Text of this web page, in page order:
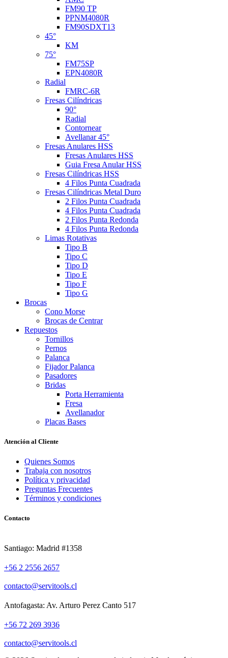
FM90 TP
PPNM4080R
FM90SDXT13
45°
KM
75°
FM75SP
EPN4080R
Radial
FMRC-6R
Fresas Cilíndricas
90°
Radial
Contornear
Avellanar 45°
Fresas Anulares HSS
Fresas Anulares HSS
Guia Fresa Anular HSS
Fresas Cilíndricas HSS
4 Filos Punta Cuadrada
Fresas Cilíndricas Metal Duro
2 Filos Punta Cuadrada
4 Filos Punta Cuadrada
2 Filos Punta Redonda
4 Filos Punta Redonda
Limas Rotativas
Tipo B
Tipo C
Tipo D
Tipo E
Tipo F
Tipo G
Brocas
Cono Morse
Brocas de Centrar
Repuestos
Tornillos
Pernos
Palanca
Fijador Palanca
Pasadores
Bridas
Porta Herramienta
Fresa
Avellanador
Placas Bases
Atención al Cliente
Quienes Somos
Trabaja con nosotros
Política y privacidad
Preguntas Frecuentes
Términos y condiciones
Contacto
Santiago: Madrid #1358
+56 2 2556 2657
contacto@servitools.cl
Antofagasta: Av. Arturo Perez Canto 517
+56 72 269 3936
contacto@servitools.cl